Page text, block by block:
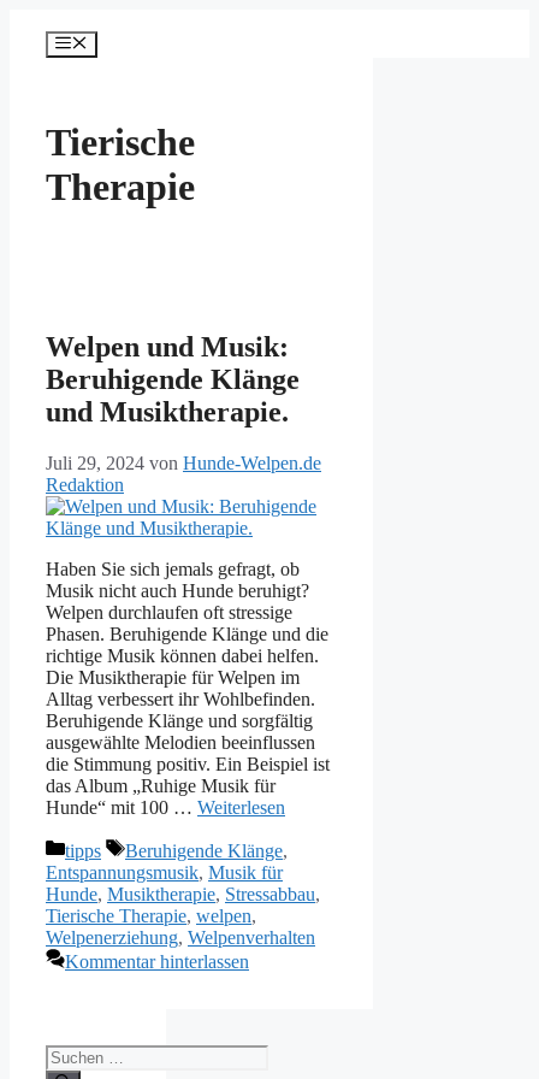
Inhalt
springen
Menü
Tierische
Therapie
Welpen und Musik:
Beruhigende Klänge
und Musiktherapie.
Juli 29, 2024 von Hunde-Welpen.de
Redaktion
Haben Sie sich jemals gefragt, ob
Musik nicht auch Hunde beruhigt?
Welpen durchlaufen oft stressige
Phasen. Beruhigende Klänge und die
richtige Musik können dabei helfen.
Die Musiktherapie für Welpen im
Alltag verbessert ihr Wohlbefinden.
Beruhigende Klänge und sorgfältig
ausgewählte Melodien beeinflussen
die Stimmung positiv. Ein Beispiel ist
das Album „Ruhige Musik für
Hunde“ mit 100 … Weiterlesen
Kategorien
tipps Schlagwörter
Beruhigende Klänge,
Entspannungsmusik, Musik für
Hunde, Musiktherapie, Stressabbau,
Tierische Therapie, welpen,
Welpenerziehung, Welpenverhalten
Kommentar hinterlassen
Suchen